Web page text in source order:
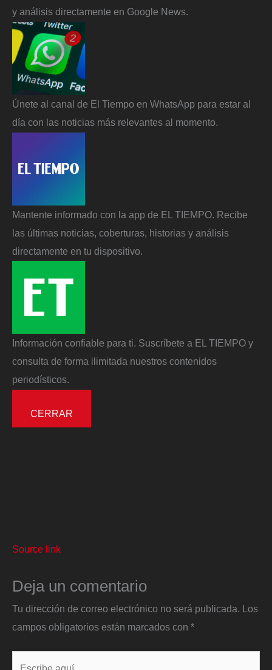
y análisis directamente en Google News.
Únete al canal de El Tiempo en WhatsApp para estar al
día con las noticias más relevantes al momento.
Mantente informado con la app de EL TIEMPO. Recibe
las últimas noticias, coberturas, historias y análisis
directamente en tu dispositivo.
Información confiable para ti. Suscríbete a EL TIEMPO y
consulta de forma ilimitada nuestros contenidos
periodísticos.
CERRAR
Source link
Deja un comentario
Tu dirección de correo electrónico no será publicada.
Los
campos obligatorios están marcados con *